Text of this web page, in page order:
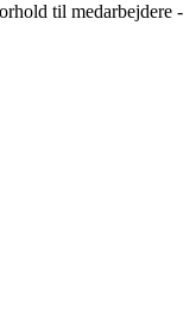
til medarbejdere -